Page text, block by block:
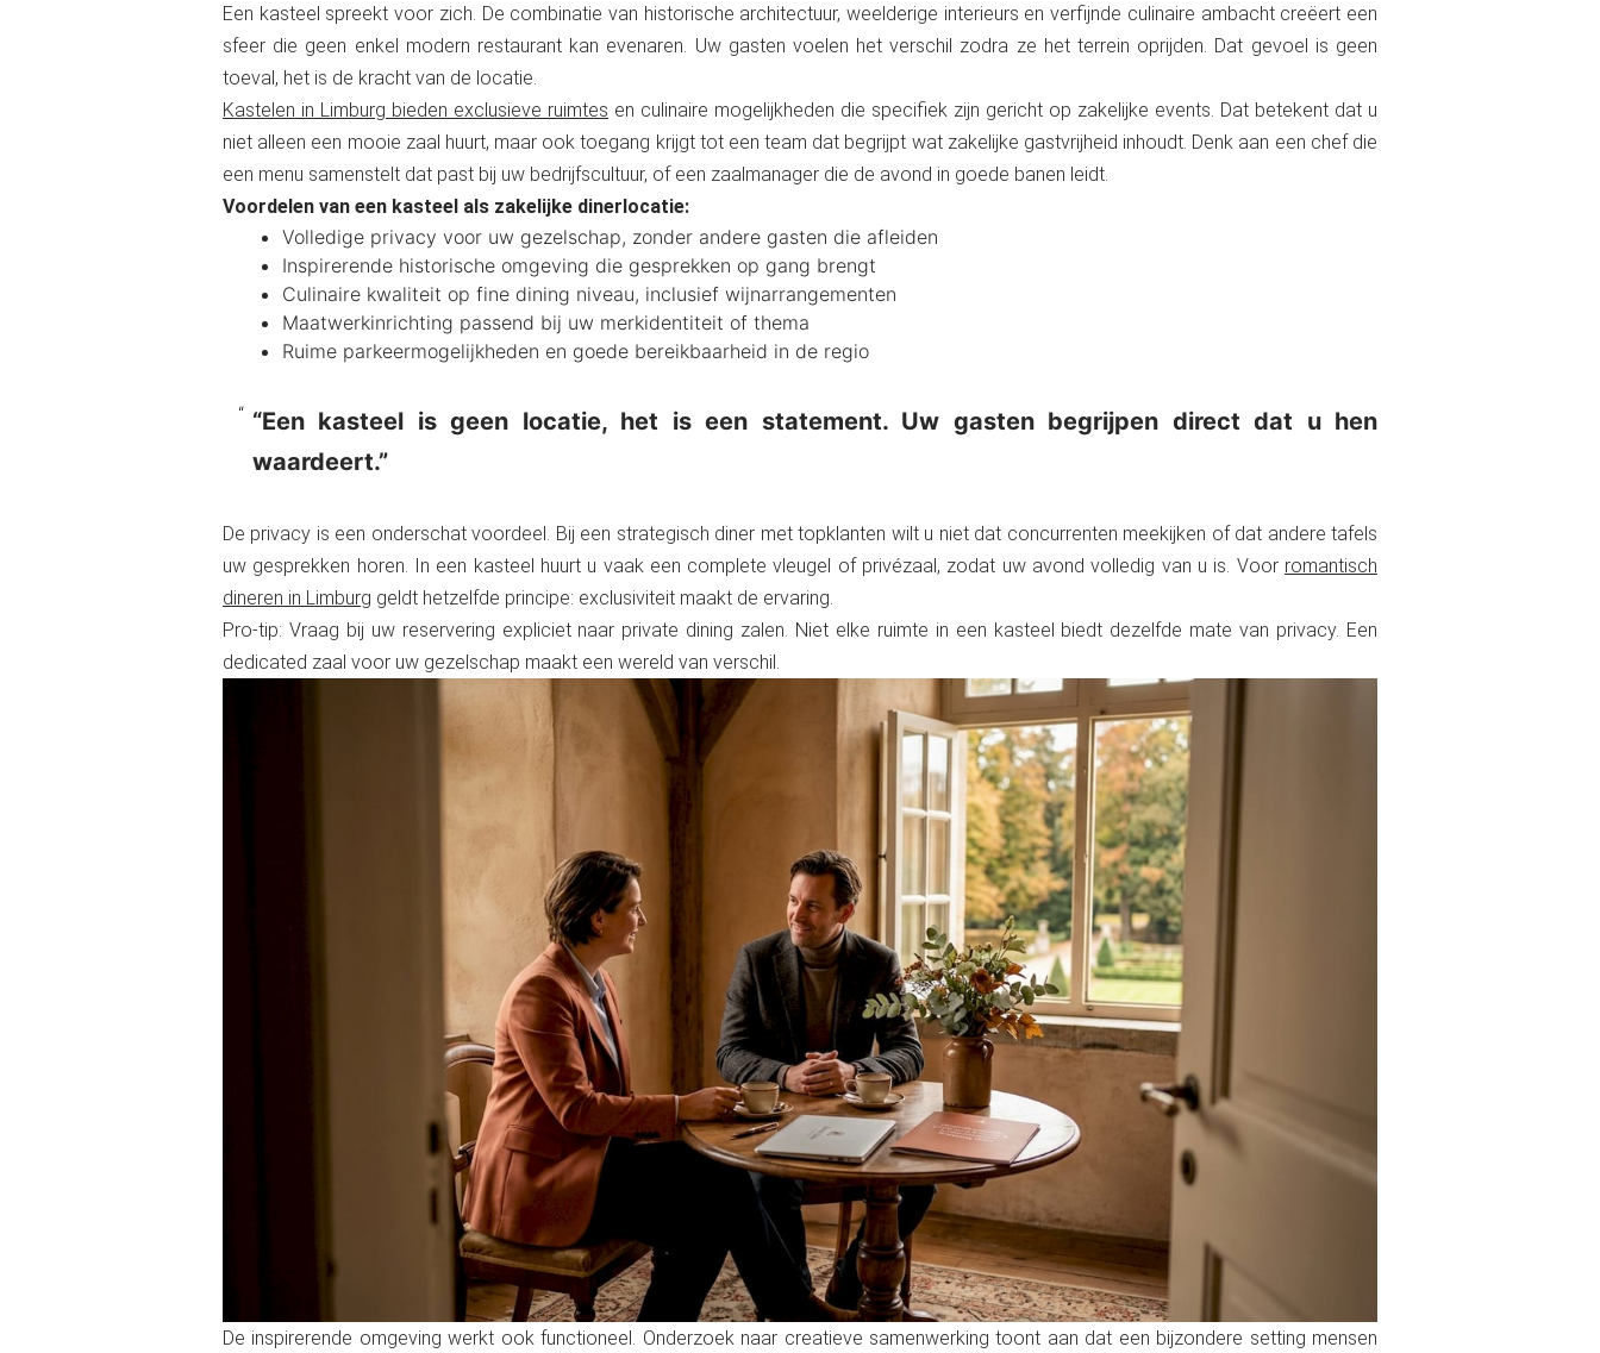
Een kasteel spreekt voor zich. De combinatie van historische architectuur, weelderige interieurs en verfijnde culinaire ambacht creëert een
sfeer die geen enkel modern restaurant kan evenaren. Uw gasten voelen het verschil zodra ze het terrein oprijden. Dat gevoel is geen
toeval, het is de kracht van de locatie.
Kastelen in Limburg bieden exclusieve ruimtes en culinaire mogelijkheden die specifiek zijn gericht op zakelijke events. Dat betekent dat u
niet alleen een mooie zaal huurt, maar ook toegang krijgt tot een team dat begrijpt wat zakelijke gastvrijheid inhoudt. Denk aan een chef die
een menu samenstelt dat past bij uw bedrijfscultuur, of een zaalmanager die de avond in goede banen leidt.
Voordelen van een kasteel als zakelijke dinerlocatie:
Volledige privacy voor uw gezelschap, zonder andere gasten die afleiden
Inspirerende historische omgeving die gesprekken op gang brengt
Culinaire kwaliteit op fine dining niveau, inclusief wijnarrangementen
Maatwerkinrichting passend bij uw merkidentiteit of thema
Ruime parkeermogelijkheden en goede bereikbaarheid in de regio
“Een kasteel is geen locatie, het is een statement. Uw gasten begrijpen direct dat u hen
waardeert.”
De privacy is een onderschat voordeel. Bij een strategisch diner met topklanten wilt u niet dat concurrenten meekijken of dat andere tafels
uw gesprekken horen. In een kasteel huurt u vaak een complete vleugel of privézaal, zodat uw avond volledig van u is. Voor romantisch
dineren in Limburg geldt hetzelfde principe: exclusiviteit maakt de ervaring.
Pro-tip: Vraag bij uw reservering expliciet naar private dining zalen. Niet elke ruimte in een kasteel biedt dezelfde mate van privacy. Een
dedicated zaal voor uw gezelschap maakt een wereld van verschil.
De inspirerende omgeving werkt ook functioneel. Onderzoek naar creatieve samenwerking toont aan dat een bijzondere setting mensen